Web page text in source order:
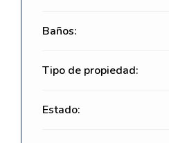
Baños:
Tipo de propiedad:
Estado: